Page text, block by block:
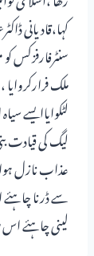
کہا،قادیانی
سنٹرفارفزکس
ملک
لیگ کی قیادت
عذاب نازل ہوا
سے ڈرنا
لینی چاہئے